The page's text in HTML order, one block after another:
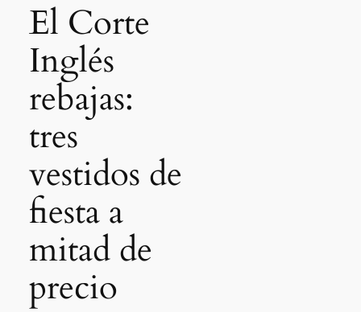
El Corte
Inglés
rebajas:
tres
vestidos de
fiesta a
mitad de
precio